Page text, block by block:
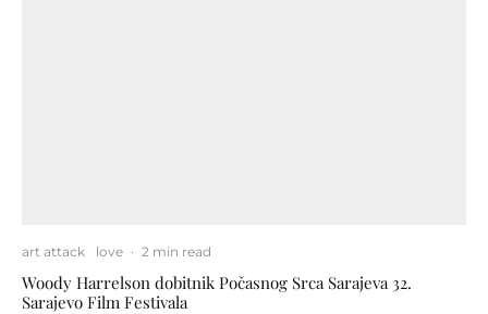
art attack love · 2 min read
Woody Harrelson dobitnik Počasnog Srca Sarajeva 32.
Sarajevo Film Festivala